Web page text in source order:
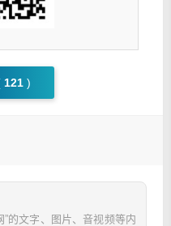
121 )
的文字、图片、音视频等内